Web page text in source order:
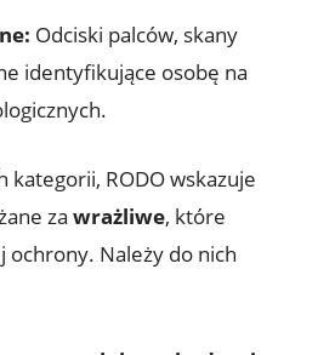
Odciski palców, skany
identyfikujące osobę na
kategorii, RODO wskazuje
za wrażliwe, które
ochrony. Należy do nich